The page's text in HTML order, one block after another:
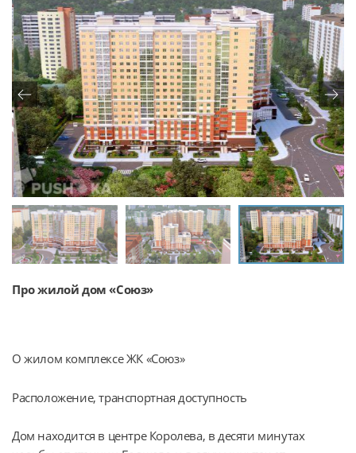
Про жилой дом «Союз»
О жилом комплексе ЖК «Союз»
Расположение, транспортная доступность
Дом находится в центре Королева, в десяти минутах